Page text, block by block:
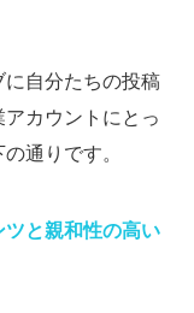
自分たちの投稿
カウントにとっ
通りです。
と親和性の高い